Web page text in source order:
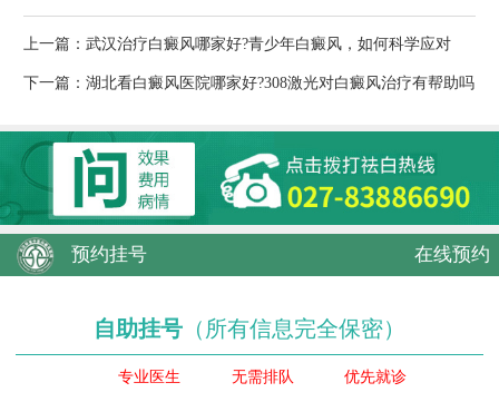
上一篇： 武汉治疗白癜风哪家好?青少年白癜风，如何科学应对
下一篇： 湖北看白癜风医院哪家好?308激光对白癜风治疗有帮助吗
预约挂号 在线预约
自助挂号 （所有信息完全保密）
专业医生 无需排队 优先就诊